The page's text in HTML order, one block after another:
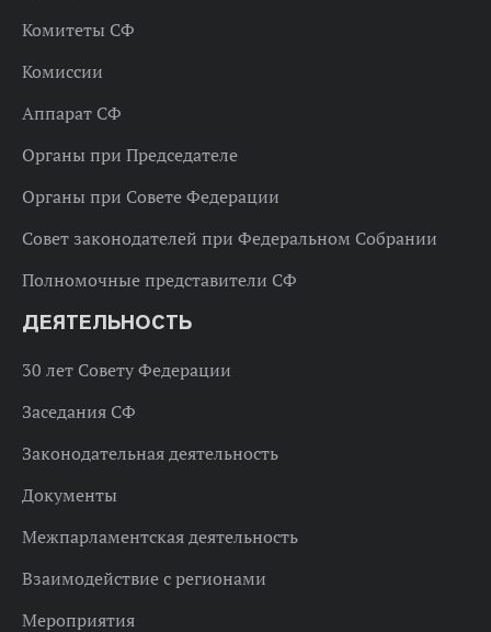
Комитеты СФ
Комиссии
Аппарат СФ
Органы при Председателе
Органы при Совете Федерации
Совет законодателей при Федеральном Собрании
Полномочные представители СФ
ДЕЯТЕЛЬНОСТЬ
30 лет Совету Федерации
Заседания СФ
Законодательная деятельность
Документы
Межпарламентская деятельность
Взаимодействие с регионами
Мероприятия